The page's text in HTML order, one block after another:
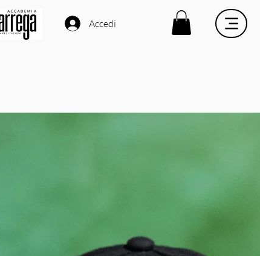
Accedi